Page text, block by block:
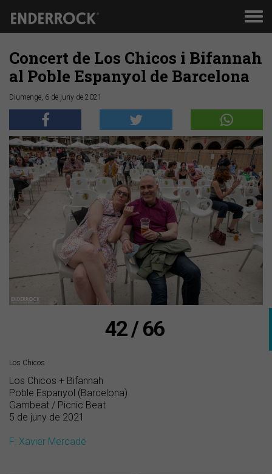
Concert de Los Chicos i Bifannah
al Poble Espanyol de Barcelona
Diumenge, 6 de juny de 2021
Anterior
42 / 66
Los Chicos
Los Chicos + Bifannah
Poble Espanyol (Barcelona)
Gambeat / Picnic Beat
5 de juny de 2021
F: Xavier Mercadé